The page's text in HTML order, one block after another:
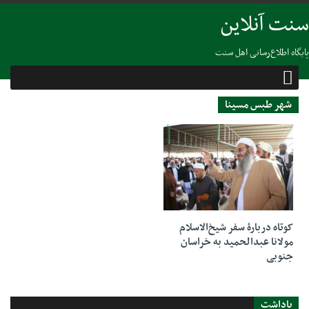
سنت آنلاین
پایگاه اطلاع‌رسانی اهل سنت
شهر طبس مسینا
08 نوامبر 2018
کوتاه دربارۀ سفر شیخ‌الاسلام
مولانا عبدالحمید به خراسان
جنوبی
یاداشت